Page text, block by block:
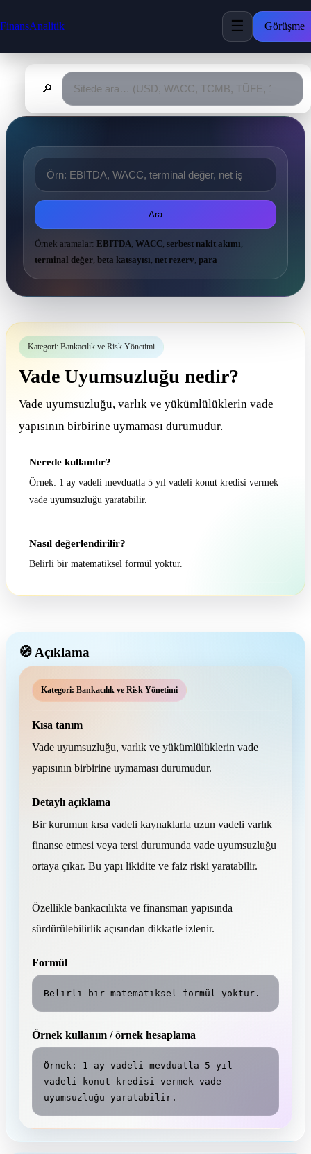
FinansAnalitik ☰
🔎
Ara
Örnek aramalar: EBITDA, WACC, serbest nakit akımı,
terminal değer, beta katsayısı, net rezerv, para
Kategori: Bankacılık ve Risk Yönetimi
Vade Uyumsuzluğu nedir?
Vade uyumsuzluğu, varlık ve yükümlülüklerin vade
yapısının birbirine uymaması durumudur.
Nerede kullanılır?
Örnek: 1 ay vadeli mevduatla 5 yıl vadeli konut kredisi vermek
vade uyumsuzluğu yaratabilir.
Nasıl değerlendirilir?
Belirli bir matematiksel formül yoktur.
🧭 Açıklama
Kategori: Bankacılık ve Risk Yönetimi
Kısa tanım
Vade uyumsuzluğu, varlık ve yükümlülüklerin vade
yapısının birbirine uymaması durumudur.
Detaylı açıklama
Bir kurumun kısa vadeli kaynaklarla uzun vadeli varlık
finanse etmesi veya tersi durumunda vade uyumsuzluğu
ortaya çıkar. Bu yapı likidite ve faiz riski yaratabilir.
Özellikle bankacılıkta ve finansman yapısında
sürdürülebilirlik açısından dikkatle izlenir.
Formül
Belirli bir matematiksel formül yoktur.
Örnek kullanım / örnek hesaplama
Örnek: 1 ay vadeli mevduatla 5 yıl
vadeli konut kredisi vermek vade
uyumsuzluğu yaratabilir.